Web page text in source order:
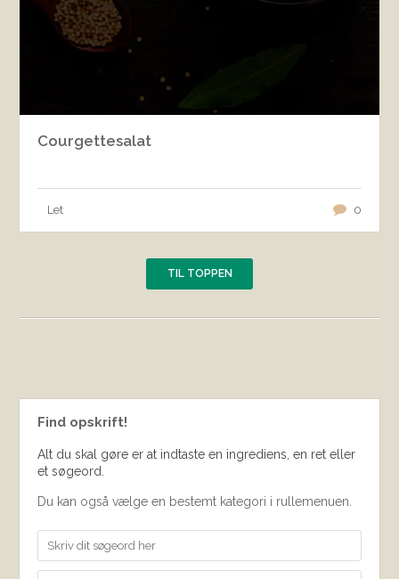
Courgettesalat
Let 0
TIL TOPPEN
Find opskrift!
Alt du skal gøre er at indtaste en ingrediens, en ret eller
et søgeord.
Du kan også vælge en bestemt kategori i rullemenuen.